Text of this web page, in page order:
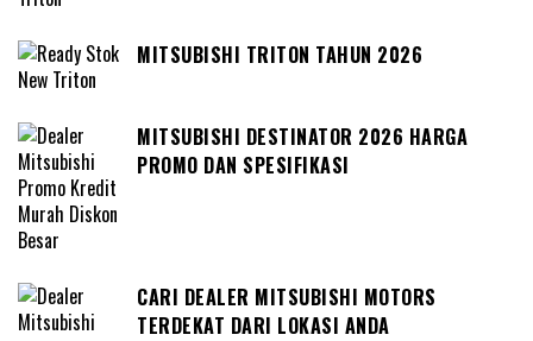
MITSUBISHI TRITON TAHUN 2026
MITSUBISHI DESTINATOR 2026 HARGA
PROMO DAN SPESIFIKASI
CARI DEALER MITSUBISHI MOTORS
TERDEKAT DARI LOKASI ANDA